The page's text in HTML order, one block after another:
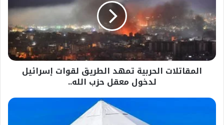
الطريق
لقوات
إسرائيل
لدخول
معقل
حزب
المقاتلات الحربية تمهد الطريق لقوات إسرائيل
لدخول معقل حزب الله..
جاهزية